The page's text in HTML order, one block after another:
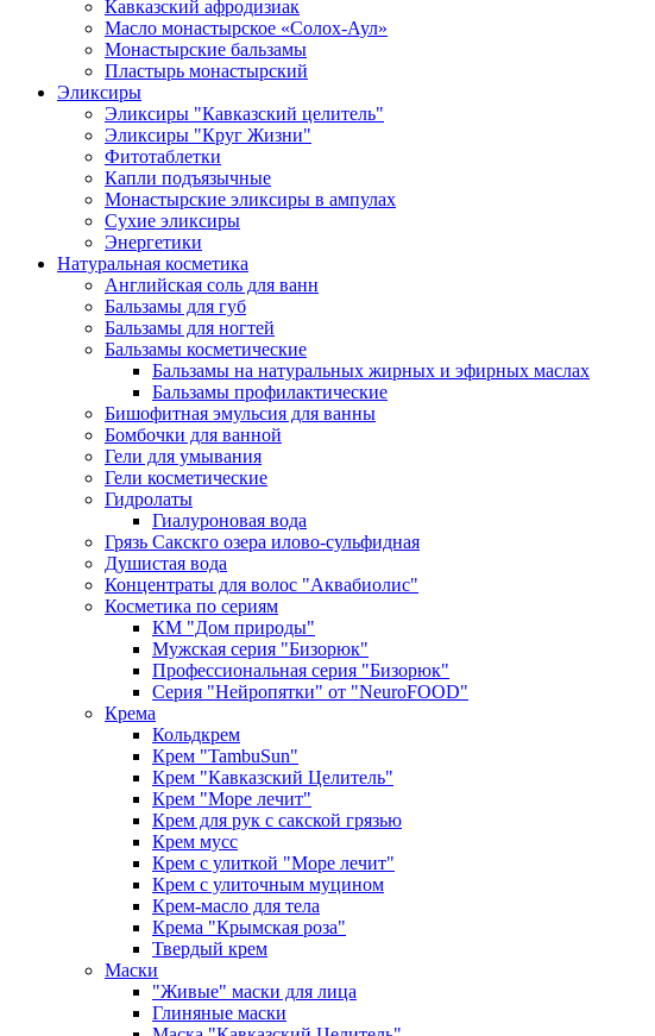
Кавказский афродизиак
Масло монастырское «Солох-Аул»
Монастырские бальзамы
Пластырь монастырский
Эликсиры
Эликсиры "Кавказский целитель"
Эликсиры "Круг Жизни"
Фитотаблетки
Капли подъязычные
Монастырские эликсиры в ампулах
Сухие эликсиры
Энергетики
Натуральная косметика
Английская соль для ванн
Бальзамы для губ
Бальзамы для ногтей
Бальзамы косметические
Бальзамы на натуральных жирных и эфирных маслах
Бальзамы профилактические
Бишофитная эмульсия для ванны
Бомбочки для ванной
Гели для умывания
Гели косметические
Гидролаты
Гиалуроновая вода
Грязь Сакскго озера илово-сульфидная
Душистая вода
Концентраты для волос "Аквабиолис"
Косметика по сериям
КМ "Дом природы"
Мужская серия "Бизорюк"
Профессиональная серия "Бизорюк"
Серия "Нейропятки" от "NeuroFOOD"
Крема
Кольдкрем
Крем "TambuSun"
Крем "Кавказский Целитель"
Крем "Море лечит"
Крем для рук с сакской грязью
Крем мусс
Крем с улиткой "Море лечит"
Крем с улиточным муцином
Крем-масло для тела
Крема "Крымская роза"
Твердый крем
Маски
"Живые" маски для лица
Глиняные маски